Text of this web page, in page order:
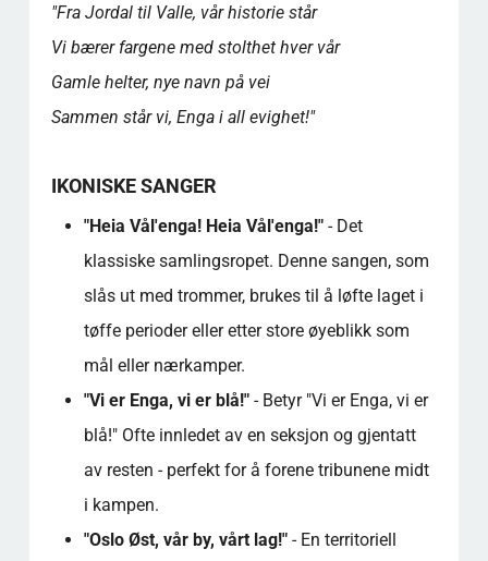
"Fra Jordal til Valle, vår historie står
Vi bærer fargene med stolthet hver vår
Gamle helter, nye navn på vei
Sammen står vi, Enga i all evighet!"
IKONISKE SANGER
"Heia Vål'enga! Heia Vål'enga!"- Det
klassiske samlingsropet. Denne sangen, som
slås ut med trommer, brukes til å løfte laget i
tøffe perioder eller etter store øyeblikk som
mål eller nærkamper.
"Vi er Enga, vi er blå!"- Betyr "Vi er Enga, vi er
blå!" Ofte innledet av en seksjon og gjentatt
av resten - perfekt for å forene tribunene midt
i kampen.
"Oslo Øst, vår by, vårt lag!"- En territoriell